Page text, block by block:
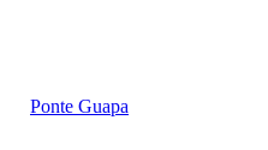
Ponte Guapa